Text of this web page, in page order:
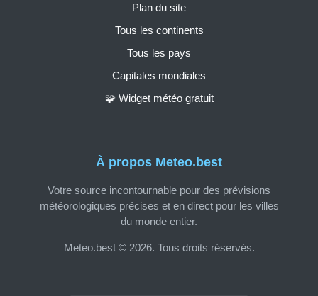
À propos Meteo.best
Votre source incontournable pour des prévisions
météorologiques précises et en direct pour les villes
du monde entier.
Meteo.best © 2026. Tous droits réservés.
Plan du site
Tous les continents
Tous les pays
Capitales mondiales
🧩 Widget météo gratuit